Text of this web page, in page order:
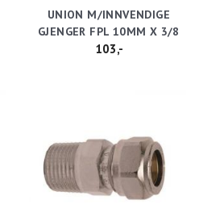
UNION M/INNVENDIGE
GJENGER FPL 10MM X 3/8
103,-